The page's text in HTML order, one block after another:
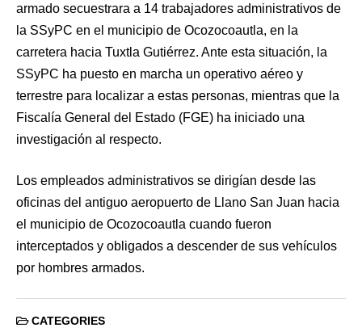
armado secuestrara a 14 trabajadores administrativos de
la SSyPC en el municipio de Ocozocoautla, en la
carretera hacia Tuxtla Gutiérrez. Ante esta situación, la
SSyPC ha puesto en marcha un operativo aéreo y
terrestre para localizar a estas personas, mientras que la
Fiscalía General del Estado (FGE) ha iniciado una
investigación al respecto.
Los empleados administrativos se dirigían desde las
oficinas del antiguo aeropuerto de Llano San Juan hacia
el municipio de Ocozocoautla cuando fueron
interceptados y obligados a descender de sus vehículos
por hombres armados.
CATEGORIES